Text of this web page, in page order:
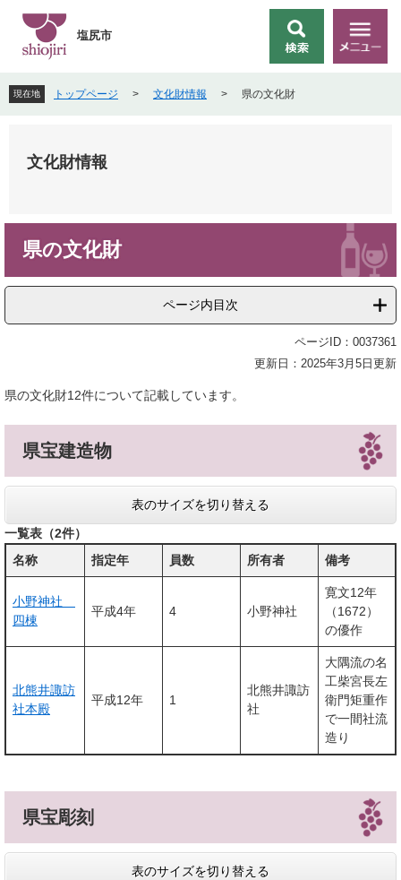
先
頭
を
飛
索
メ
ニ
塩尻市
現在地 トップページ > 文化財情報 > 県の文化財
文化財情報
県の文化財
ページ内目次
ページID：0037361
更新日：2025年3月5日更新
県の文化財12件について記載しています。
県宝建造物
表のサイズを切り替える
一覧表（2件）
名称
指定年 員数 所有者 備考
小野神社
四棟
平成4年 4 小野神社
寛文12年
（1672）
の優作
北熊井諏訪
社本殿
平成12年 1
北熊井諏訪
社
大隅流の名
工柴宮長左
衛門矩重作
で一間社流
造り
県宝彫刻
表のサイズを切り替える